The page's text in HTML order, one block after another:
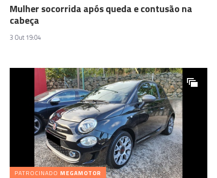
Mulher socorrida após queda e contusão na
cabeça
3 Out 19:04
PATROCINADO MEGAMOTOR